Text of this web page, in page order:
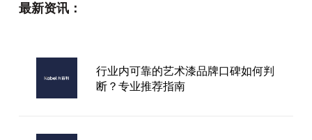
最新资讯：
行业内可靠的艺术漆品牌口碑如何判
断？专业推荐指南